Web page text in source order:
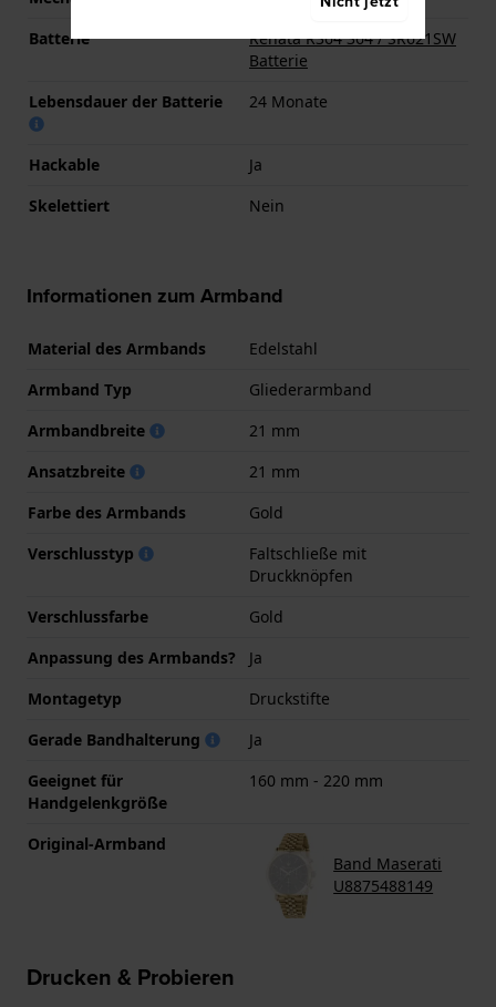
Batterie
Renata R364 364 / SR621SW
Batterie
Lebensdauer der Batterie
24 Monate
Hackable
Ja
Skelettiert
Nein
Informationen zum Armband
Material des Armbands
Edelstahl
Armband Typ
Gliederarmband
Armbandbreite
21 mm
Ansatzbreite
21 mm
Farbe des Armbands
Gold
Verschlusstyp
Faltschließe mit
Druckknöpfen
Verschlussfarbe
Gold
Anpassung des Armbands?
Ja
Montagetyp
Druckstifte
Gerade Bandhalterung
Ja
Geeignet für
Handgelenkgröße
160 mm - 220 mm
Original-Armband
Band Maserati
U8875488149
Drucken & Probieren